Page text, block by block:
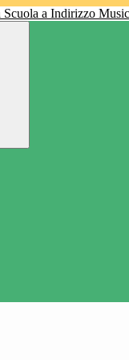
Scuola a Indirizzo